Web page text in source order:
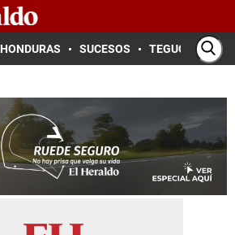
HONDURAS SUCESOS TEGUCIGALPA